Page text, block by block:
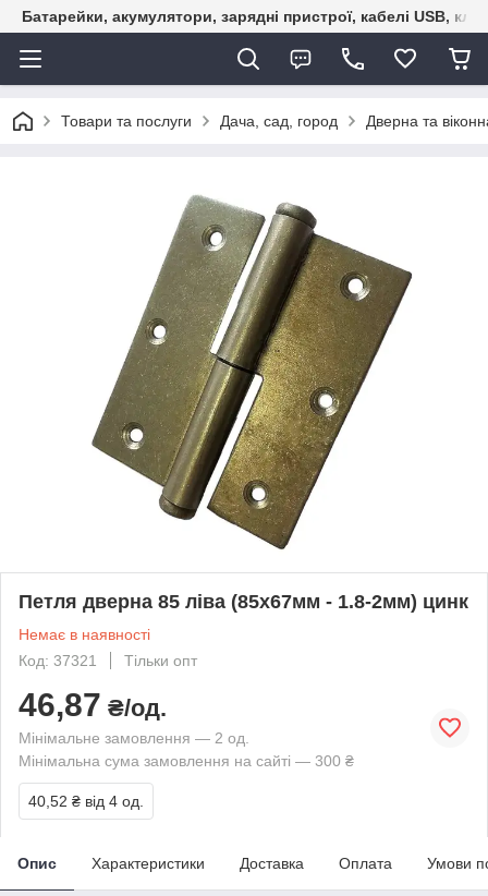
Батарейки, акумулятори, зарядні пристрої, кабелі USB,
Товари та послуги Дача, сад, город Дверна та
Петля дверна 85 ліва (85х67мм - 1.8-2мм) цинк
Немає в наявності
Код: 37321
Тільки опт
46,87 ₴/од.
Мінімальне замовлення — 2 од.
Мінімальна сума замовлення на сайті — 300 ₴
40,52 ₴ від 4 од.
Опис Характеристики Доставка Оплата Умови